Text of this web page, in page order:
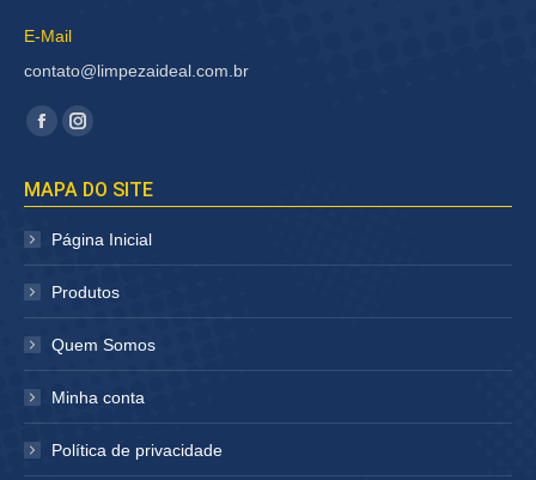
E-Mail
contato@limpezaideal.com.br
Encontre-nos em:
Facebook
abre
em
janela
Instagram
abre
janela
MAPA DO SITE
Página Inicial
Produtos
Quem Somos
Minha conta
Política de privacidade